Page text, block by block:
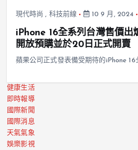
現代時尚 , 科技前線 10 9 月, 2024
iPhone 16全系列台灣售價
開放預購並於20日正式開賣
蘋果公司正式發表備受期待的iPhone
健康生活
即時報導
國際新聞
國際消息
天氣氣象
娛樂影視